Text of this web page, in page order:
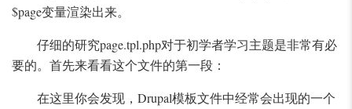
$page变量渲染出来。
仔细的研究page.tpl.php对于初学者学习主题是非常有必
要的。首先来看看这个文件的第一段：
在这里你会发现，Drupal模板文件中经常会出现的一个